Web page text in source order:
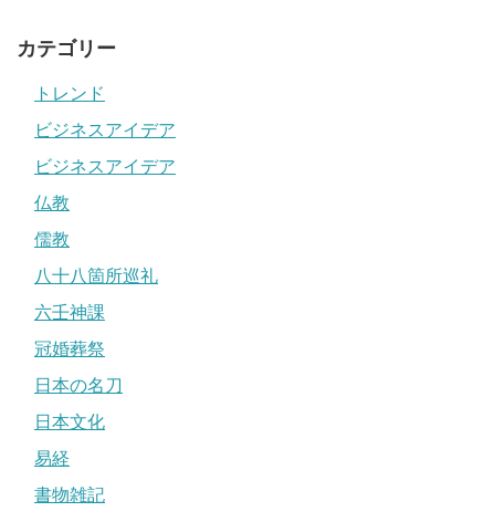
カテゴリー
トレンド
ビジネスアイデア
ビジネスアイデア
仏教
儒教
八十八箇所巡礼
六壬神課
冠婚葬祭
日本の名刀
日本文化
易経
書物雑記